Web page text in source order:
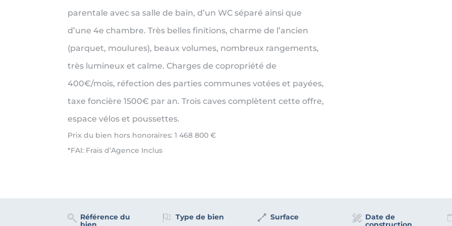
parentale avec sa salle de bain, d’un WC séparé ainsi que
d’une 4e chambre. Très belles finitions, charme de l’ancien
(parquet, moulures), beaux volumes, nombreux rangements,
très lumineux et calme. Charges de copropriété de
400€/mois, réfection des parties communes votées et payées,
taxe foncière 1500€ par an. Trois caves complètent cette offre,
espace vélos et poussettes.
Prix du bien hors honoraires: 1 468 800 €
*FAI: Frais d’Agence Inclus
Référence du
Type de bien Surface
Date de